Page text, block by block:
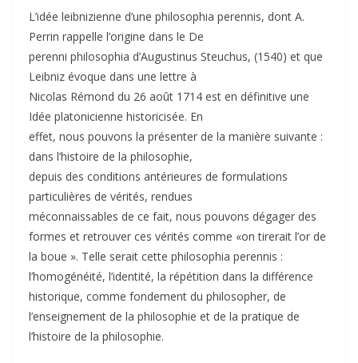
L’idée leibnizienne d’une philosophia perennis, dont A.
Perrin rappelle l’origine dans le De
perenni philosophia d’Augustinus Steuchus, (1540) et que
Leibniz évoque dans une lettre à
Nicolas Rémond du 26 août 1714 est en définitive une
Idée platonicienne historicisée. En
effet, nous pouvons la présenter de la manière suivante :
dans l’histoire de la philosophie,
depuis des conditions antérieures de formulations
particulières de vérités, rendues
méconnaissables de ce fait, nous pouvons dégager des
formes et retrouver ces vérités comme «on tirerait l’or de
la boue ». Telle serait cette philosophia perennis :
l’homogénéité, l’identité, la répétition dans la différence
historique, comme fondement du philosopher, de
l’enseignement de la philosophie et de la pratique de
l’histoire de la philosophie.